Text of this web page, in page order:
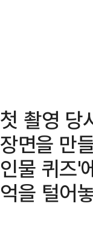
첫 촬영 당
장면을 만
인물 퀴즈'
억을 털어